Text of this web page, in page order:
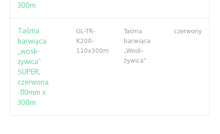
300m
Taśma
barwiąca
„wosk-
żywica”
SUPER,
czerwona
-110mm x
300m
GL-TR-
K200-
110x300m
Taśma
barwiąca
„Wosk-
żywica”
czerwony